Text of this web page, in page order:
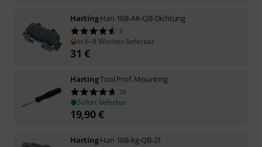
HartingHan 16B-AK-QB-Dichtung
9
In 6–8 Wochen lieferbar
31 €
HartingTool Prof. Mounting
28
Sofort lieferbar
19,90€
HartingHan 16B-kg-QB-21